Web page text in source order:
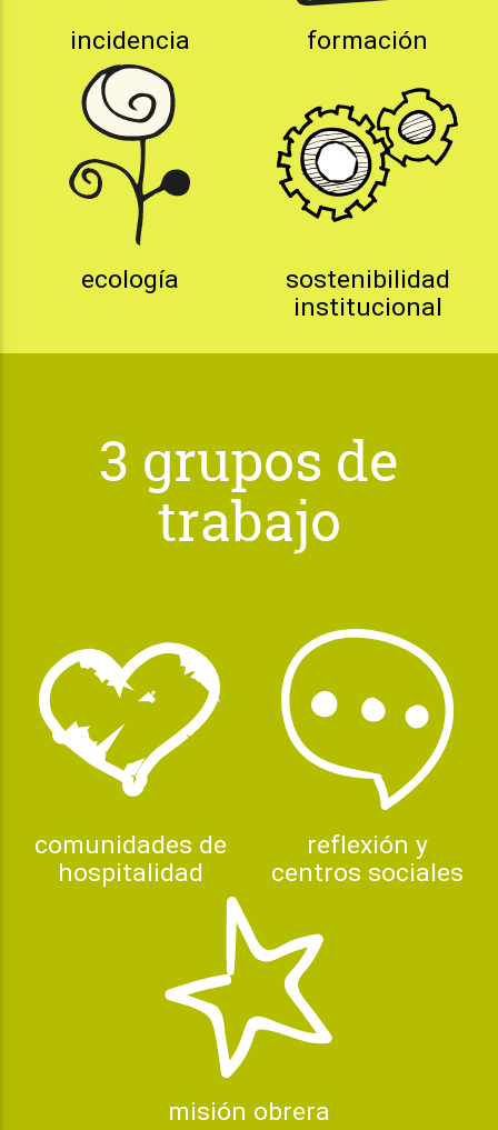
incidencia formación
ecología
sostenibilidad
institucional
3 grupos de
trabajo
comunidades de
hospitalidad
reflexión y
centros sociales
misión obrera